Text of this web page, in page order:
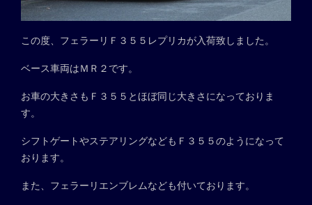
この度、フェラーリＦ３５５レプリカが入荷致しました。
ベース車両はＭＲ２です。
お車の大きさもＦ３５５とほぼ同じ大きさになっておりま
す。
シフトゲートやステアリングなどもＦ３５５のようになって
おります。
また、フェラーリエンブレムなども付いております。